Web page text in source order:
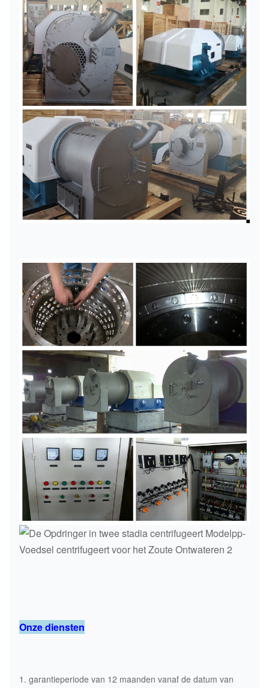
Onze diensten
1. garantieperiode van 12 maanden vanaf de datum van